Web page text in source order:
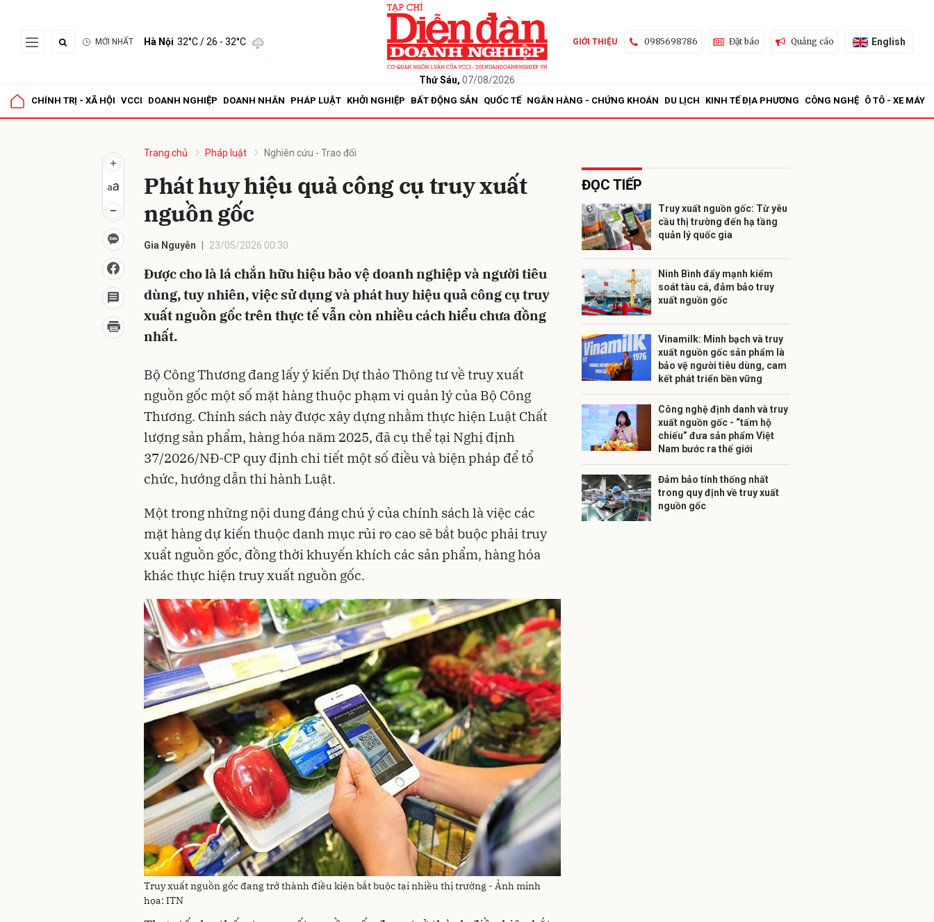
MỚI NHẤT Hà Nội 32°C/ 26 - 32°C
Thứ Sáu, 07/08/2026
GIỚI THIỆU 0985698786 Đặt báo Quảng cáo English
CHÍNH TRỊ - XÃ HỘI VCCI DOANH NGHIỆP DOANH NHÂN PHÁP LUẬT KHỞI NGHIỆP BẤT ĐỘNG SẢN QUỐC TẾ NGÂN HÀNG - CHỨNG KHOÁN DU LỊCH KINH TẾ ĐỊA PHƯƠNG CÔNG NGHỆ Ô TÔ - XE MÁY
Trang chủ Pháp luật Nghiên cứu - Trao đổi
Phát huy hiệu quả công cụ truy xuất
nguồn gốc
Gia Nguyễn 23/05/2026 00:30
Được cho là lá chắn hữu hiệu bảo vệ doanh nghiệp và người tiêu
dùng, tuy nhiên, việc sử dụng và phát huy hiệu quả công cụ truy
xuất nguồn gốc trên thực tế vẫn còn nhiều cách hiểu chưa đồng
nhất.
Bộ Công Thương đang lấy ý kiến Dự thảo Thông tư về truy xuất
nguồn gốc một số mặt hàng thuộc phạm vi quản lý của Bộ Công
Thương. Chính sách này được xây dựng nhằm thực hiện Luật Chất
lượng sản phẩm, hàng hóa năm 2025, đã cụ thể tại Nghị định
37/2026/NĐ-CP quy định chi tiết một số điều và biện pháp để tổ
chức, hướng dẫn thi hành Luật.
Một trong những nội dung đáng chú ý của chính sách là việc các
mặt hàng dự kiến thuộc danh mục rủi ro cao sẽ bắt buộc phải truy
xuất nguồn gốc, đồng thời khuyến khích các sản phẩm, hàng hóa
khác thực hiện truy xuất nguồn gốc.
Truy xuất nguồn gốc đang trở thành điều kiện bắt buộc tại nhiều thị trường - Ảnh minh
họa: ITN
ĐỌC TIẾP
Truy xuất nguồn gốc: Từ yêu
cầu thị trường đến hạ tầng
quản lý quốc gia
Ninh Bình đẩy mạnh kiểm
soát tàu cá, đảm bảo truy
xuất nguồn gốc
Vinamilk: Minh bạch và truy
xuất nguồn gốc sản phẩm là
bảo vệ người tiêu dùng, cam
kết phát triển bền vững
Công nghệ định danh và truy
xuất nguồn gốc - “tấm hộ
chiếu” đưa sản phẩm Việt
Nam bước ra thế giới
Đảm bảo tính thống nhất
trong quy định về truy xuất
nguồn gốc
Gửi